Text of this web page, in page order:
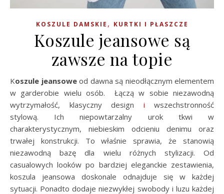
KOSZULE DAMSKIE , KURTKI I PŁASZCZE
Koszule jeansowe są
zawsze na topie
Koszule jeansoweod dawna są nieodłącznym elementem
w garderobie wielu osób. Łączą w sobie niezawodną
wytrzymałość, klasyczny design i wszechstronność
stylową. Ich niepowtarzalny urok tkwi w
charakterystycznym, niebieskim odcieniu denimu oraz
trwałej konstrukcji. To właśnie sprawia, że stanowią
niezawodną bazę dla wielu różnych stylizacji. Od
casualowych looków po bardziej eleganckie zestawienia,
koszula jeansowa doskonale odnajduje się w każdej
sytuacji. Ponadto dodaje niezwykłej swobody i luzu każdej